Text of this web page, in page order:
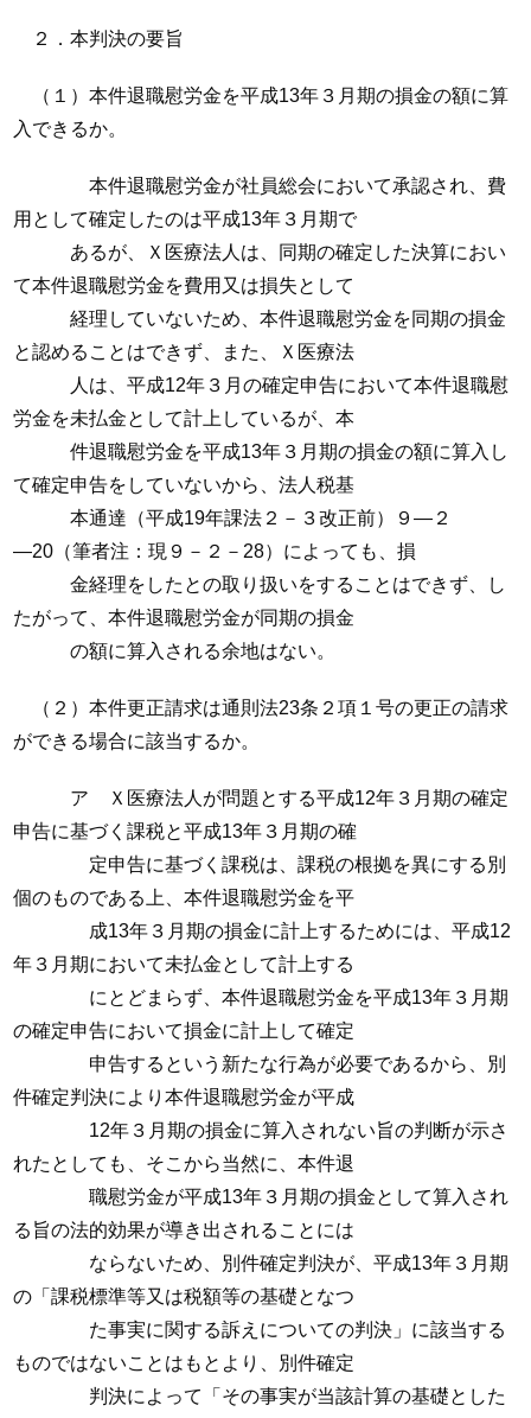
２．本判決の要旨
（１）本件退職慰労金を平成13年３月期の損金の額に算
入できるか。
本件退職慰労金が社員総会において承認され、費
用として確定したのは平成13年３月期で
あるが、Ｘ医療法人は、同期の確定した決算におい
て本件退職慰労金を費用又は損失として
経理していないため、本件退職慰労金を同期の損金
と認めることはできず、また、Ｘ医療法
人は、平成12年３月の確定申告において本件退職慰
労金を未払金として計上しているが、本
件退職慰労金を平成13年３月期の損金の額に算入し
て確定申告をしていないから、法人税基
本通達（平成19年課法２－３改正前）９―２
―20（筆者注：現９－２－28）によっても、損
金経理をしたとの取り扱いをすることはできず、し
たがって、本件退職慰労金が同期の損金
の額に算入される余地はない。
（２）本件更正請求は通則法23条２項１号の更正の請求
ができる場合に該当するか。
ア Ｘ医療法人が問題とする平成12年３月期の確定
申告に基づく課税と平成13年３月期の確
定申告に基づく課税は、課税の根拠を異にする別
個のものである上、本件退職慰労金を平
成13年３月期の損金に計上するためには、平成12
年３月期において未払金として計上する
にとどまらず、本件退職慰労金を平成13年３月期
の確定申告において損金に計上して確定
申告するという新たな行為が必要であるから、別
件確定判決により本件退職慰労金が平成
12年３月期の損金に算入されない旨の判断が示さ
れたとしても、そこから当然に、本件退
職慰労金が平成13年３月期の損金として算入され
る旨の法的効果が導き出されることには
ならないため、別件確定判決が、平成13年３月期
の「課税標準等又は税額等の基礎となつ
た事実に関する訴えについての判決」に該当する
ものではないことはもとより、別件確定
判決によって「その事実が当該計算の基礎とした